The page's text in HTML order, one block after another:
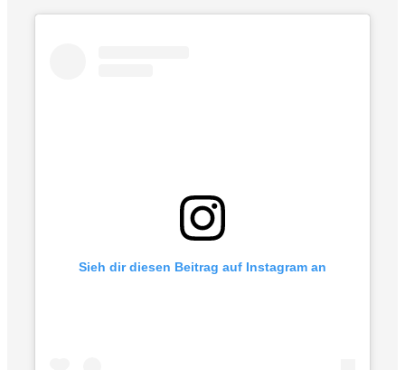
Sieh dir diesen Beitrag auf Instagram an